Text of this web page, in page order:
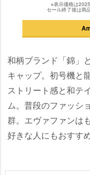
※表示価格は
セール終了後は商
和柄ブランド「錦」
キャップ。初号機と
ストリート感と和テ
ム。普段のファッシ
群。エヴァファンは
好きな人にもおすすめ